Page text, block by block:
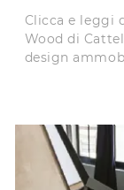
Clicca e leggi
Wood di
design